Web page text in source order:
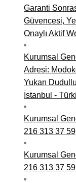
Garanti
Güvencesi,
Onaylı Aktif
Kurumsal
Adresi:
Yukarı
İstanbul -
Kurumsal
216 313 37 59
Kurumsal
216 313 37 59